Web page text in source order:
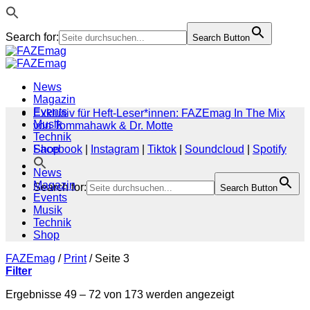
Search for: Search Button
Zum
Inhalt
News
Magazin
Events
Musik
Technik
Shop
Search for: Search Button
Exklusiv für Heft-Leser*innen: FAZEmag In The Mix
von Tommahawk & Dr. Motte
Facebook
Instagram Tiktok Soundcloud
Spotify
News
Magazin
Events
Musik
Technik
Shop
FAZEmag / Print /Seite 3
Filter
Ergebnisse 49 – 72 von 173 werden angezeigtNach